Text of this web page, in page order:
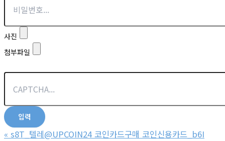
사진
첨부파일
« s8T_텔레@UPCOIN24 코인카드구매 코인신용카드_b6I